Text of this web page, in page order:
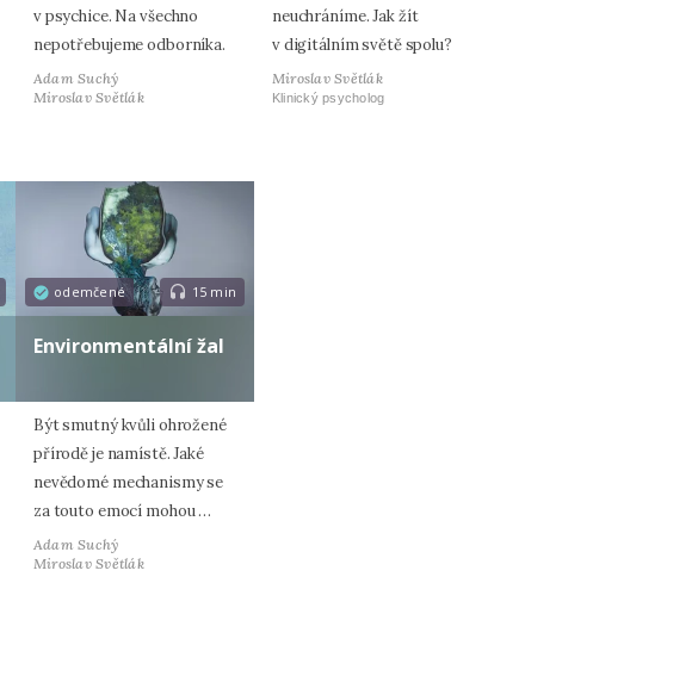
v psychice. Na všechno
nepotřebujeme odborníka.
Adam Suchý
Miroslav Světlák
neuchráníme. Jak žít
v digitálním světě spolu?
Miroslav Světlák
Klinický psycholog
odemčené 15 min
Environmentální žal
Být smutný kvůli ohrožené
přírodě je namístě. Jaké
nevědomé mechanismy se
za touto emocí mohou …
Adam Suchý
Miroslav Světlák